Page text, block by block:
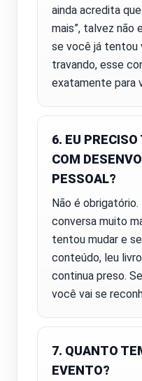
ainda acredita
mais”, talvez não
se você já tentou
travando, esse
exatamente para
6. EU
COM
PESSOAL?
Não é
conversa muito
tentou mudar e
conteúdo, leu
continua preso.
você vai se
7. QUANTO
EVENTO?